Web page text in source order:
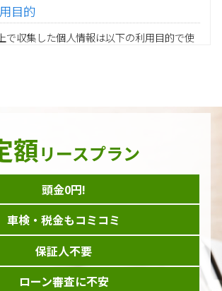
目的
で収集した個人情報は以下の利用目的で使
務に従事する協力会社様担当者の識別
で共同利用する人事関連システムの運用
ール等を利用したアンケート・キャンペーン
情報の調査
サービスに関するお問い合わせやご質問、
サービス等のお申し込みなど、当ホームペ
供過程で、氏名、連絡先、勤務先等の個人
媒体、ウェブ等を介して収集致します。
額リースプラン
頭金0円!
車検・税金もコミコミ
保証人不要
ローン審査に不安